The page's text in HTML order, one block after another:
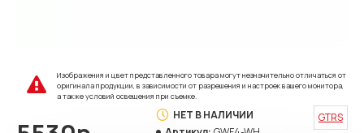
Изображения и цвет представленного товара могут незначительно отличаться от
оригинала продукции, в зависимости от разрешения и настроек вашего монитора,
а также условий освещения при съемке.
НЕТ В НАЛИЧИИ
GTRS